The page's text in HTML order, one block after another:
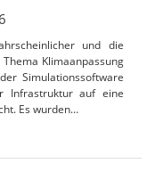
und die
Klimaanpassung
Simulationssoftware
Infrastruktur auf eine
Es wurden…